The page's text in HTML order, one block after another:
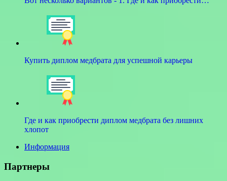
Купить диплом медбрата для успешной карьеры
Где и как приобрести диплом медбрата без лишних
хлопот
Информация
Партнеры